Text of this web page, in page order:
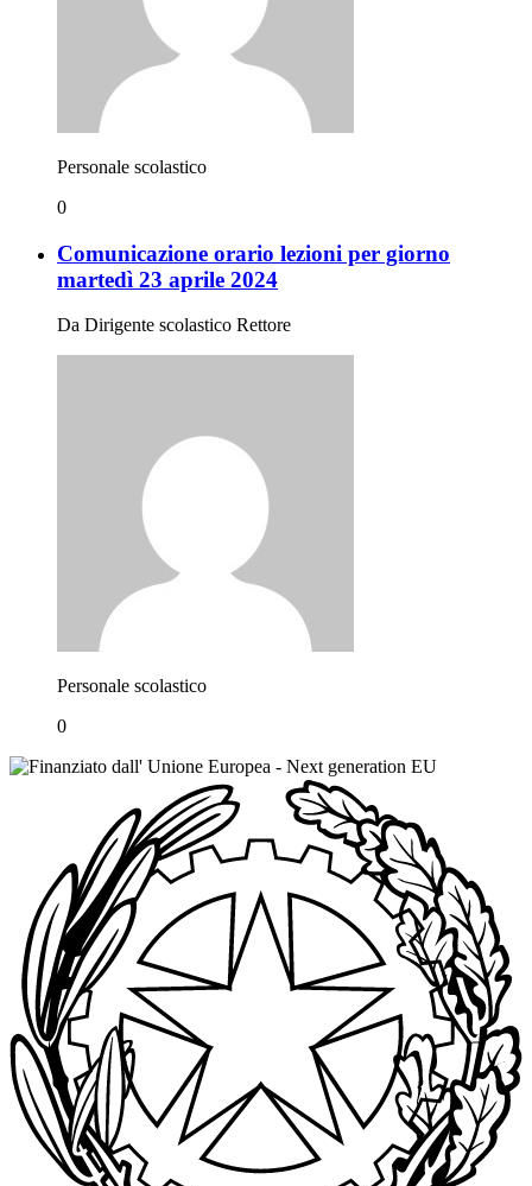
Personale scolastico
0
Comunicazione orario lezioni per giorno
martedì 23 aprile 2024
Da Dirigente scolastico Rettore
Personale scolastico
0